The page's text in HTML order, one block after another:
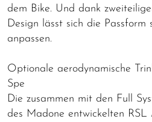
dem Bike. Und dank
Design lässt sich die Passform
anpassen.
Optionale aerodynamische
Spe
Die zusammen mit den Full
des Madone entwickelten RSL